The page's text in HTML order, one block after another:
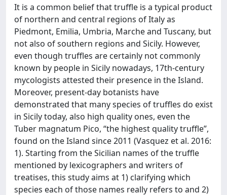
It is a common belief that truffle is a typical product
of northern and central regions of Italy as
Piedmont, Emilia, Umbria, Marche and Tuscany, but
not also of southern regions and Sicily. However,
even though truffles are certainly not commonly
known by people in Sicily nowadays, 17th-century
mycologists attested their presence in the Island.
Moreover, present-day botanists have
demonstrated that many species of truffles do exist
in Sicily today, also high quality ones, even the
Tuber magnatum Pico, “the highest quality truffle”,
found on the Island since 2011 (Vasquez et al. 2016:
1). Starting from the Sicilian names of the truffle
mentioned by lexicographers and writers of
treatises, this study aims at 1) clarifying which
species each of those names really refers to and 2)